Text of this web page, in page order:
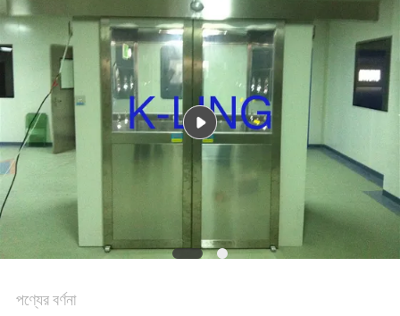
সাইট
ম্যাপ
গোপনীয়তা
নীতি
পণ্যের বর্ণনা